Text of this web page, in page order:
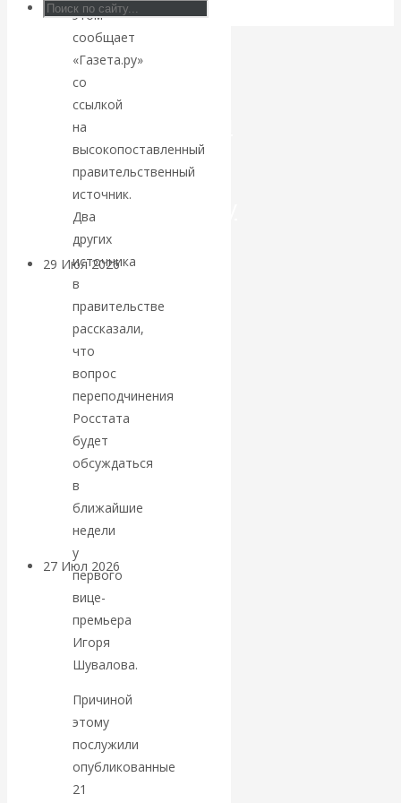
Искусственный
интеллект —
революционный
переход к
посткапитализму
29 Июл 2026Мировая
финансовая олигархия
Валентин
Катасонов.
«Мировые
ростовщики»:
вчера и сегодня
27 Июл 2026
валютная система
Валентин
«МЕТОД
ОТМЫВАНИЯ
этом
сообщает
«Газета.ру»
со
ссылкой
на
высокопоставленный
правительственный
источник.
Два
других
источника
в
правительстве
рассказали,
что
вопрос
переподчинения
Росстата
будет
обсуждаться
в
ближайшие
недели
у
первого
вице-
премьера
Игоря
Шувалова.
Причиной
этому
послужили
опубликованные
21